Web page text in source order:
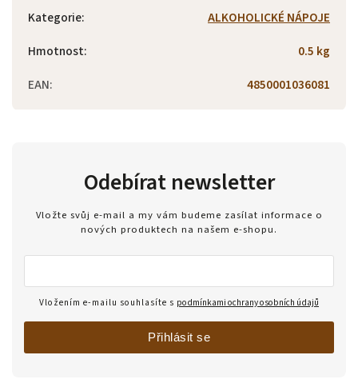
Kategorie:
ALKOHOLICKÉ NÁPOJE
Hmotnost:
0.5 kg
EAN: 4850001036081
Odebírat newsletter
Vložte svůj e-mail a my vám budeme zasílat informace o
nových produktech na našem e-shopu.
Vložením e-mailu souhlasíte s podmínkami ochrany osobních údajů
Přihlásit se